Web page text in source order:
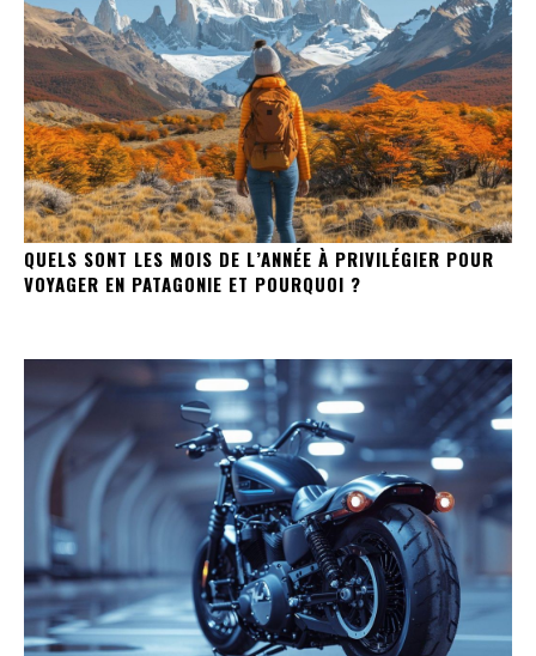
QUELS SONT LES MOIS DE L’ANNÉE À PRIVILÉGIER POUR
VOYAGER EN PATAGONIE ET POURQUOI ?